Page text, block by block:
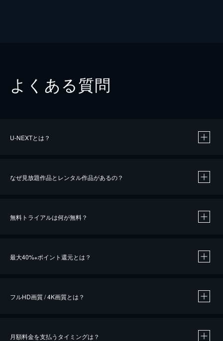
よくある質問
U-NEXTとは？
なぜ見放題作品とレンタル作品があるの？
無料トライアルは何が無料？
最大40%※ポイント還元とは？
※40％ポイント還元の対象は、クレジットカード決済による作品の購入 / レンタルです。
フルHD画質 / 4K画質とは？
月額料金を支払うタイミングは？